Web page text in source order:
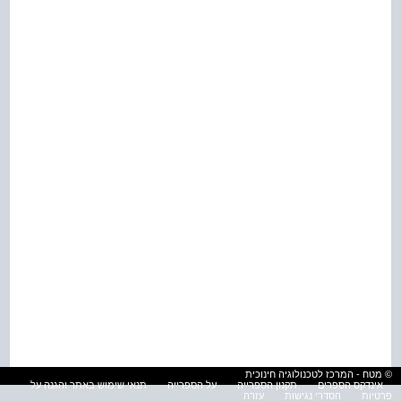
© מטח - המרכז לטכנולוגיה חינוכית
אינדקס הספרים
תקנון הספרייה על הספרייה
תנאי שימוש באתר והגנה על
פרטיות
הסדרי נגישות עזרה